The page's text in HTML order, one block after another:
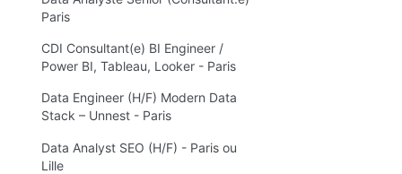
Paris
CDI Consultant(e) BI Engineer /
Power BI, Tableau, Looker - Paris
Data Engineer (H/F) Modern Data
Stack – Unnest - Paris
Data Analyst SEO (H/F) - Paris ou
Lille